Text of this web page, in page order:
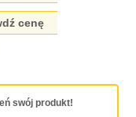
cenę
swój produkt!